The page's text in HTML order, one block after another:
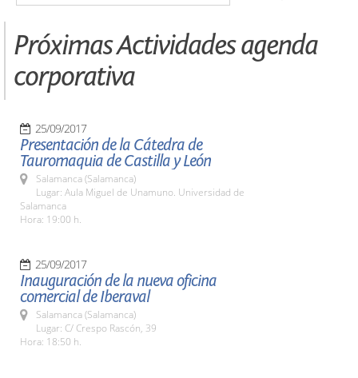
Próximas Actividades agenda
corporativa
25/09/2017
Presentación de la Cátedra de
Tauromaquia de Castilla y León
Salamanca (Salamanca)
Lugar: Aula Miguel de Unamuno. Universidad de
Salamanca
Hora: 19:00 h.
25/09/2017
Inauguración de la nueva oficina
comercial de Iberaval
Salamanca (Salamanca)
Lugar: C/ Crespo Rascón, 39
Hora: 18:50 h.